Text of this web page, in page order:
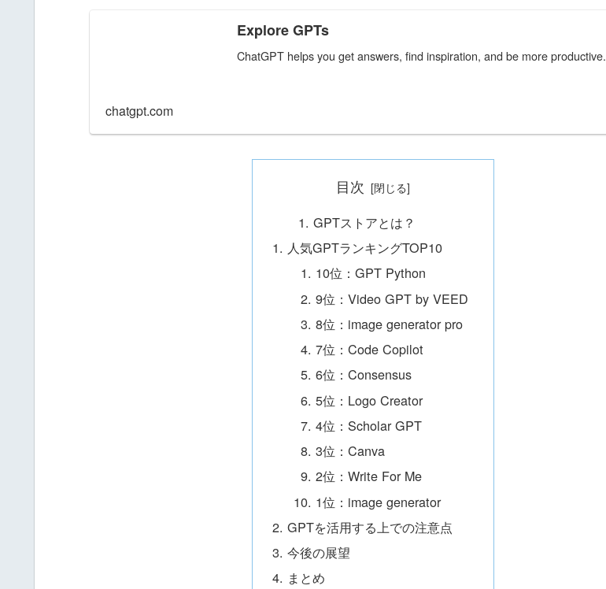
Explore GPTs
ChatGPT helps you get answers, find inspiration, and be more productive.
chatgpt.com
目次
GPTストアとは？
人気GPTランキングTOP10
10位：GPT Python
9位：Video GPT by VEED
8位：image generator pro
7位：Code Copilot
6位：Consensus
5位：Logo Creator
4位：Scholar GPT
3位：Canva
2位：Write For Me
1位：image generator
GPTを活用する上での注意点
今後の展望
まとめ